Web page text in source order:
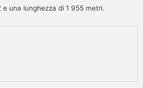
una lunghezza di 1 955 metri.